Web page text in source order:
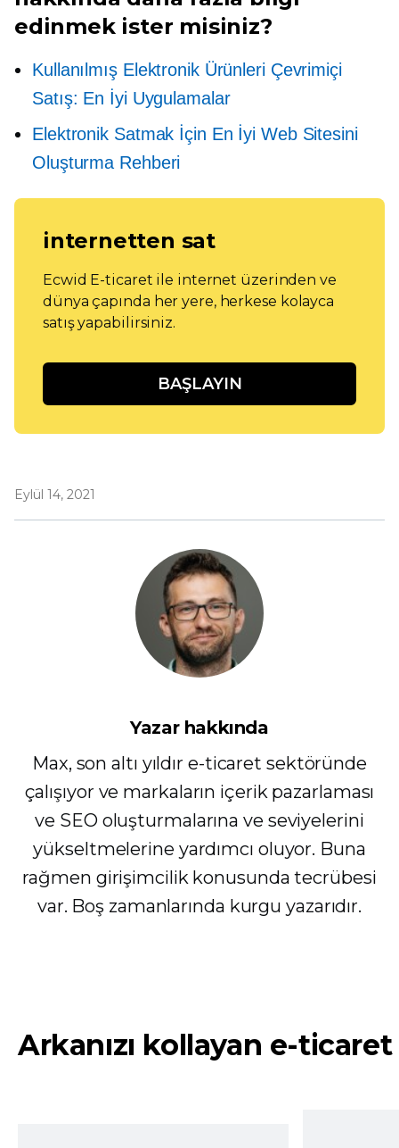
edinmek ister misiniz?
Kullanılmış Elektronik Ürünleri Çevrimiçi
Satış: En İyi Uygulamalar
Elektronik Satmak İçin En İyi Web Sitesini
Oluşturma Rehberi
internetten sat
Ecwid E-ticaret ile internet üzerinden ve
dünya çapında her yere, herkese kolayca
satış yapabilirsiniz.
BAŞLAYIN
Eylül 14, 2021
Yazar hakkında
Max, son altı yıldır e-ticaret sektöründe
çalışıyor ve markaların içerik pazarlaması
ve SEO oluşturmalarına ve seviyelerini
yükseltmelerine yardımcı oluyor. Buna
rağmen girişimcilik konusunda tecrübesi
var. Boş zamanlarında kurgu yazarıdır.
Arkanızı kollayan e-ticaret